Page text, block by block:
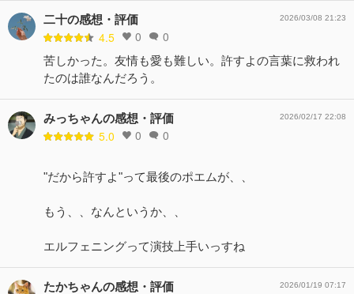
二十の感想・評価
4.5 0 0
2026/03/08 21:23
苦しかった。友情も愛も難しい。許すよの言葉に救われ
たのは誰なんだろう。
みっちゃんの感想・評価
5.0 0 0
2026/02/17 22:08
"だから許すよ"って最後のポエムが、、
もう、、なんというか、、
エルフェニングって演技上手いっすね
たかちゃんの感想・評価 2026/01/19 07:17